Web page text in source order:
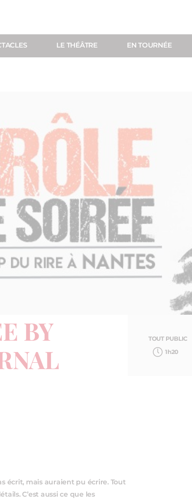
LE THÉÂTRE EN TOURNÉE
BY
écrit, mais auraient pu écrire. Tout
C’est aussi ce que les
TOUT PUBLIC
1h20